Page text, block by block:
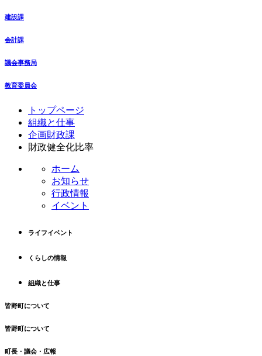
建設課
会計課
議会事務局
教育委員会
トップページ
組織と仕事
企画財政課
財政健全化比率
ホーム
お知らせ
行政情報
イベント
ライフイベント
くらしの情報
組織と仕事
皆野町について
皆野町について
町長・議会・広報